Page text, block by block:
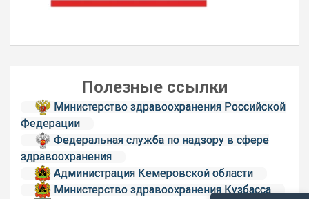
Полезные ссылки
Министерство здравоохранения Российской
Федерации
Федеральная служба по надзору в сфере
здравоохранения
Администрация Кемеровской области
Министерство здравоохранения Кузбасса